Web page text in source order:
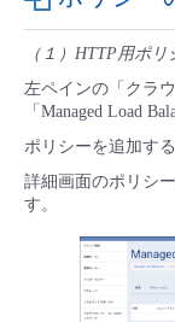
（１）HTTP用ポ
左ペインの「クラ
「Managed Load
ポリシーを追加す
詳細画面のポリシ
す。